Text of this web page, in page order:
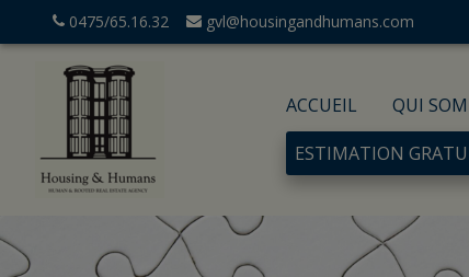
0475/65.16.32 gvl@housingandhumans.com
ACCUEIL QUI
ESTIMATION